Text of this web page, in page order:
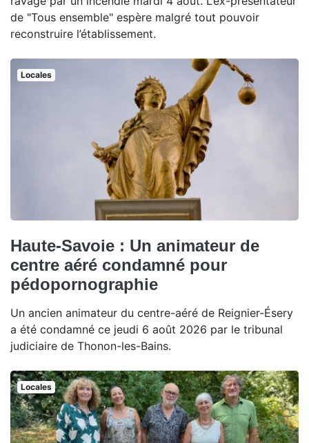
de "Tous ensemble" espère malgré tout pouvoir
reconstruire l’établissement.
Locales
Haute-Savoie : Un animateur de
centre aéré condamné pour
pédopornographie
Un ancien animateur du centre-aéré de Reignier-Ésery
a été condamné ce jeudi 6 août 2026 par le tribunal
judiciaire de Thonon-les-Bains.
Locales